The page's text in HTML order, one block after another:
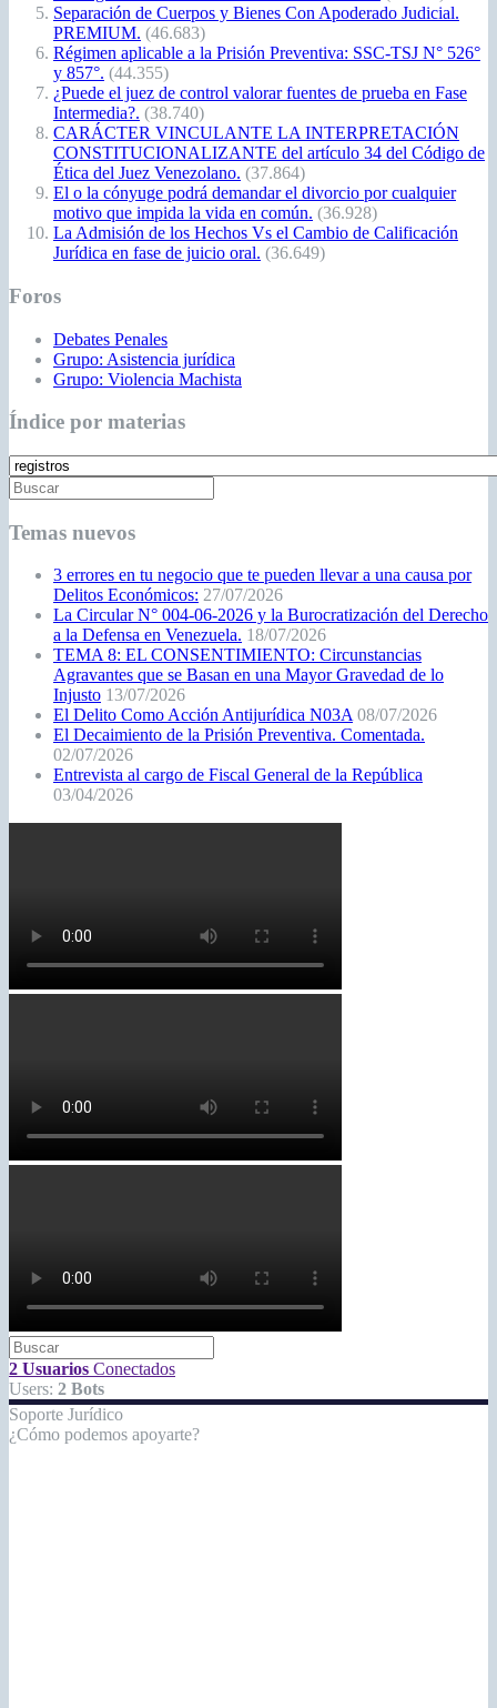
Separación de Cuerpos y Bienes Con Apoderado Judicial.
PREMIUM. (46.683)
Régimen aplicable a la Prisión Preventiva: SSC-TSJ N° 526°
y 857°. (44.355)
¿Puede el juez de control valorar fuentes de prueba en Fase
Intermedia?. (38.740)
CARÁCTER VINCULANTE LA INTERPRETACIÓN
CONSTITUCIONALIZANTE del artículo 34 del Código de
Ética del Juez Venezolano. (37.864)
El o la cónyuge podrá demandar el divorcio por cualquier
motivo que impida la vida en común. (36.928)
La Admisión de los Hechos Vs el Cambio de Calificación
Jurídica en fase de juicio oral. (36.649)
Foros
Debates Penales
Grupo: Asistencia jurídica
Grupo: Violencia Machista
Índice por materias
Temas nuevos
3 errores en tu negocio que te pueden llevar a una causa por
Delitos Económicos: 27/07/2026
La Circular N° 004-06-2026 y la Burocratización del Derecho
a la Defensa en Venezuela. 18/07/2026
TEMA 8: EL CONSENTIMIENTO: Circunstancias
Agravantes que se Basan en una Mayor Gravedad de lo
Injusto 13/07/2026
El Delito Como Acción Antijurídica N03A 08/07/2026
El Decaimiento de la Prisión Preventiva. Comentada.
02/07/2026
Entrevista al cargo de Fiscal General de la República
03/04/2026
2 Usuarios Conectados
Users: 2 Bots
Soporte Jurídico
¿Cómo podemos apoyarte?